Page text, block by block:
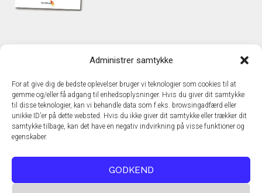
Administrer samtykke
For at give dig de bedste oplevelser bruger vi teknologier som cookies til at
gemme og/eller få adgang til enhedsoplysninger. Hvis du giver dit samtykke
til disse teknologier, kan vi behandle data som f.eks. browsingadfærd eller
unikke ID'er på dette websted. Hvis du ikke giver dit samtykke eller trækker dit
samtykke tilbage, kan det have en negativ indvirkning på visse funktioner og
egenskaber.
GODKEND
TechMedia A/S
DK – 2600 Glostrup
www.techmedia.dk
Telefon: +45 43 24 26 28
E-mail:info@techmedia.dk